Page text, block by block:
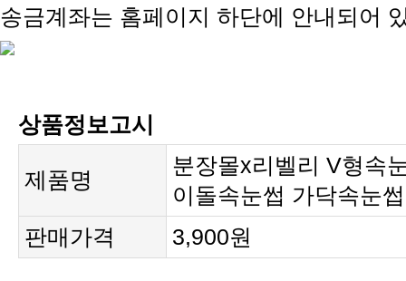
송금계좌는 홈페이지 하단에 안내되어
상품정보고시
제품명
분장몰x리벨리 V형속
이돌속눈썹 가닥속눈썹
판매가격
3,900원